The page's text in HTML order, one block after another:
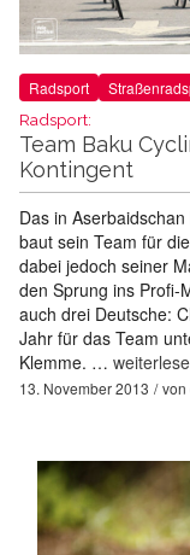
Radsport
Radsport:
Team Baku
Kontingent
Das in
baut sein Team für
dabei jedoch seiner
den Sprung ins Profi-
auch drei Deutsche:
Jahr für das Team
Klemme. …
13. November 2013 von